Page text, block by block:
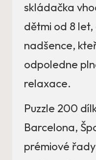
skládačka
dětmi od 8 let,
nadšence,
odpoledne
relaxace.
Puzzle 200
Barcelona,
prémiové